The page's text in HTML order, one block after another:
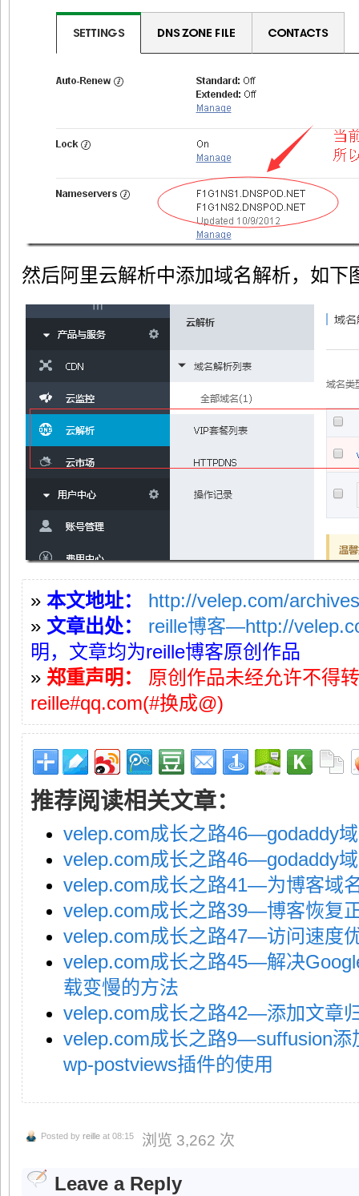
然后阿里云解析中添加域名解析，如下
» 本文地址：
http://velep.com/
» 文章出处：
reille博客—http://
明，文章均为reille博客原创作品
» 郑重声明：
原创作品未经允许不得
reille#qq.com(#换成@)
推荐阅读相关文章：
velep.com成长之路46—godaddy
velep.com成长之路46—godaddy
velep.com成长之路41—为博客域
velep.com成长之路39—博客恢复
velep.com成长之路47—访问速度
velep.com成长之路45—解决
载变慢的方法
velep.com成长之路42—添加文章
velep.com成长之路9—suffusion添
wp-postviews插件的使用
Posted by reille at 08:15 浏览 3,262 次
Leave a Reply